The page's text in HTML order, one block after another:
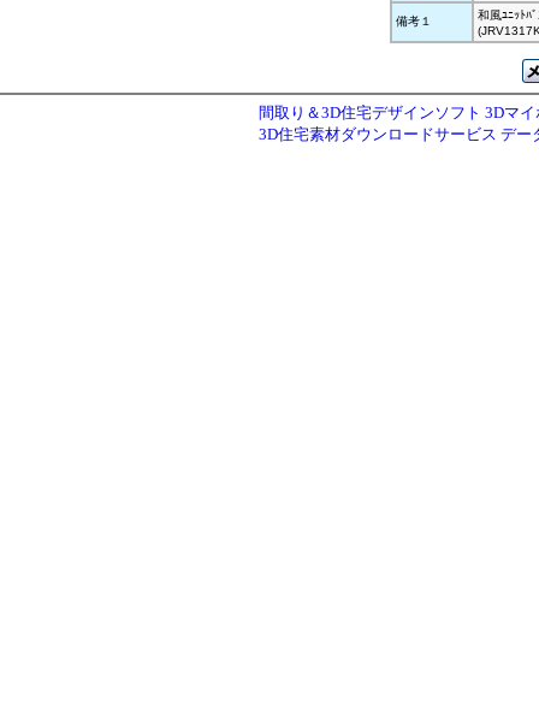
備考１
和風ﾕﾆｯﾄﾊ
間取り＆3D住宅デザインソフト 3Dマ
3D住宅素材ダウンロードサービス デー